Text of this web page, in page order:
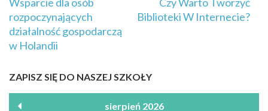
wpisu
rozpoczynających
działalność gospodarczą
w Holandii
Biblioteki W Internecie?
ZAPISZ SIĘ DO NASZEJ SZKOŁY
sierpień 2026